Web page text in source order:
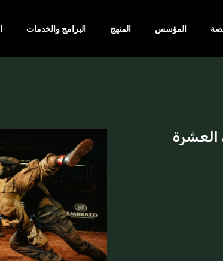
المؤسس المنهج البرامج والخدمات